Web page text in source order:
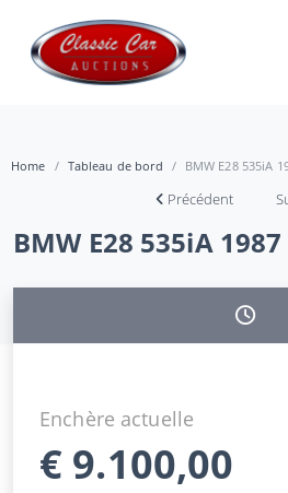
Home Tableau de bord BMW E28 535iA
Précédent
BMW E28 535iA 1987
Enchère actuelle
€ 9.100,00